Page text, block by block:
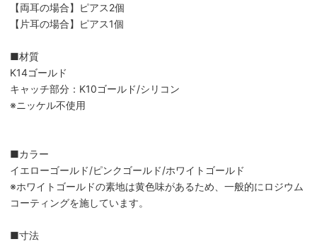
【両耳の場合】ピアス2個
【片耳の場合】ピアス1個
■材質
K14ゴールド
キャッチ部分：K10ゴールド/シリコン
※ニッケル不使用
■カラー
イエローゴールド/ピンクゴールド/ホワイトゴールド
※ホワイトゴールドの素地は黄色味があるため、一般的にロジウム
コーティングを施しています。
■寸法